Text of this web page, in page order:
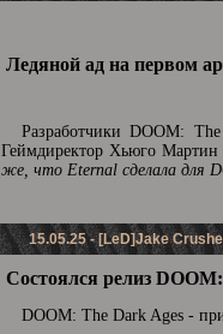
Ледяной ад на первом
Разработчики DOOM:
Геймдиректор Хьюго Мартин
же, что Eternal сделала для
15.05.25 - [LeD]Jake
Состоялся релиз
DOOM: The Dark Ages -